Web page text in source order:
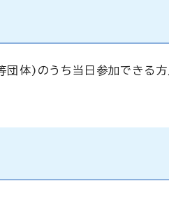
団体)のうち当日参加できる